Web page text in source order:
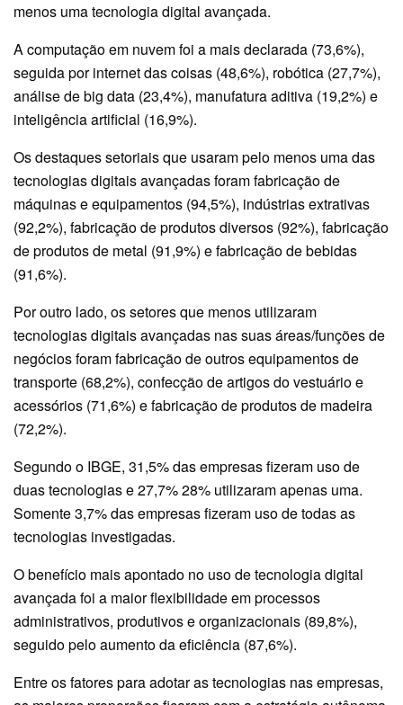
menos uma tecnologia digital avançada.
A computação em nuvem foi a mais declarada (73,6%),
seguida por internet das coisas (48,6%), robótica (27,7%),
análise de big data (23,4%), manufatura aditiva (19,2%) e
inteligência artificial (16,9%).
Os destaques setoriais que usaram pelo menos uma das
tecnologias digitais avançadas foram fabricação de
máquinas e equipamentos (94,5%), indústrias extrativas
(92,2%), fabricação de produtos diversos (92%), fabricação
de produtos de metal (91,9%) e fabricação de bebidas
(91,6%).
Por outro lado, os setores que menos utilizaram
tecnologias digitais avançadas nas suas áreas/funções de
negócios foram fabricação de outros equipamentos de
transporte (68,2%), confecção de artigos do vestuário e
acessórios (71,6%) e fabricação de produtos de madeira
(72,2%).
Segundo o IBGE, 31,5% das empresas fizeram uso de
duas tecnologias e 27,7% 28% utilizaram apenas uma.
Somente 3,7% das empresas fizeram uso de todas as
tecnologias investigadas.
O benefício mais apontado no uso de tecnologia digital
avançada foi a maior flexibilidade em processos
administrativos, produtivos e organizacionais (89,8%),
seguido pelo aumento da eficiência (87,6%).
Entre os fatores para adotar as tecnologias nas empresas,